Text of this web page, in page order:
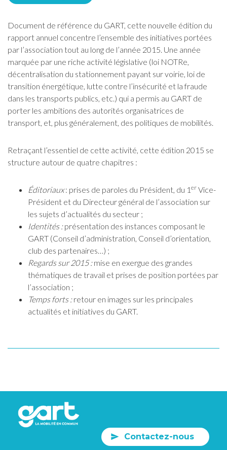
Document de référence du GART, cette nouvelle édition du
rapport annuel concentre l’ensemble des initiatives portées
par l’association tout au long de l’année 2015. Une année
marquée par une riche activité législative (loi NOTRe,
décentralisation du stationnement payant sur voirie, loi de
transition énergétique, lutte contre l’insécurité et la fraude
dans les transports publics, etc.) qui a permis au GART de
porter les ambitions des autorités organisatrices de
transport, et, plus généralement, des politiques de mobilités.
Retraçant l’essentiel de cette activité, cette édition 2015 se
structure autour de quatre chapitres :
Éditoriaux: prises de paroles du Président, du 1 er Vice-
Président et du Directeur général de l’association sur
les sujets d’actualités du secteur ;
Identités :présentation des instances composant le
GART (Conseil d’administration, Conseil d’orientation,
club des partenaires…) ;
Regards sur 2015 :mise en exergue des grandes
thématiques de travail et prises de position portées par
l’association ;
Temps forts :retour en images sur les principales
actualités et initiatives du GART.
Contactez-nous